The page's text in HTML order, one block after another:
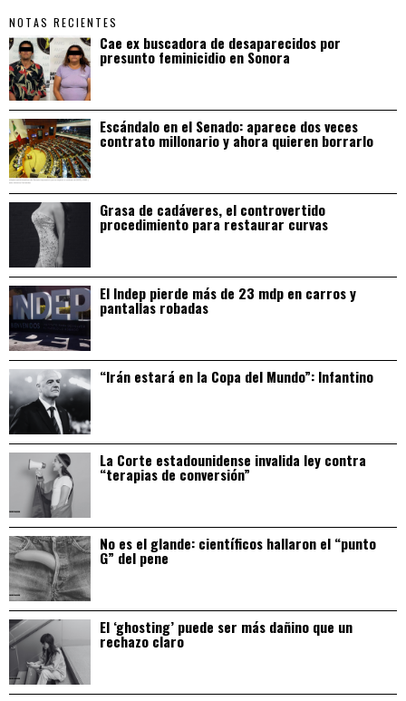
NOTAS RECIENTES
Cae ex buscadora de desaparecidos por
presunto feminicidio en Sonora
Escándalo en el Senado: aparece dos veces
contrato millonario y ahora quieren borrarlo
Grasa de cadáveres, el controvertido
procedimiento para restaurar curvas
El Indep pierde más de 23 mdp en carros y
pantallas robadas
“Irán estará en la Copa del Mundo”: Infantino
La Corte estadounidense invalida ley contra
“terapias de conversión”
No es el glande: científicos hallaron el “punto
G” del pene
El ‘ghosting’ puede ser más dañino que un
rechazo claro